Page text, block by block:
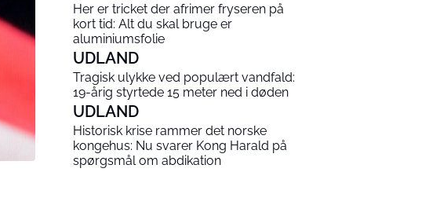
Her er tricket der afrimer fryseren på
kort tid: Alt du skal bruge er
aluminiumsfolie
UDLAND
Tragisk ulykke ved populært vandfald:
19-årig styrtede 15 meter ned i døden
UDLAND
Historisk krise rammer det norske
kongehus: Nu svarer Kong Harald på
spørgsmål om abdikation